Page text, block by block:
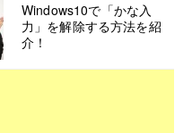
Windows10で「かな入
力」を解除する方法を紹
介！